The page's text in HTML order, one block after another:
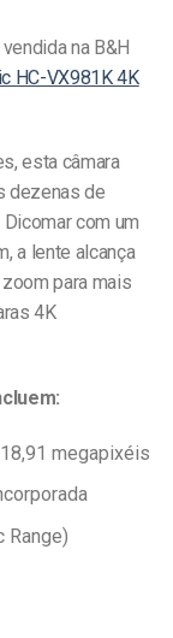
na B&H
HC-VX981K 4K
esta câmara
dezenas de
com um
a lente alcança
para mais
4K
megapixéis
Range)